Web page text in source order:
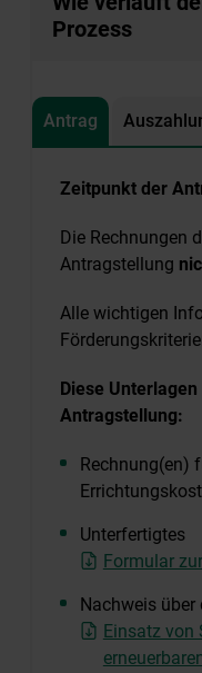
Prozess
Antrag
Zeitpunkt der
Die Rechnungen
Antragstellung
Alle wichtigen
Diese
Antragstellung:
Rechnung(en)
Unterfertigtes
Formular
Nachweis über
Einsatz von